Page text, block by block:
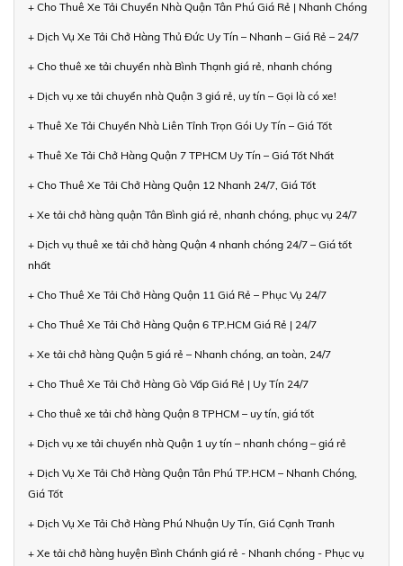
+ Cho Thuê Xe Tải Chuyển Nhà Quận Tân Phú Giá Rẻ | Nhanh Chóng
+ Dịch Vụ Xe Tải Chở Hàng Thủ Đức Uy Tín – Nhanh – Giá Rẻ – 24/7
+ Cho thuê xe tải chuyển nhà Bình Thạnh giá rẻ, nhanh chóng
+ Dịch vụ xe tải chuyển nhà Quận 3 giá rẻ, uy tín – Gọi là có xe!
+ Thuê Xe Tải Chuyển Nhà Liên Tỉnh Trọn Gói Uy Tín – Giá Tốt
+ Thuê Xe Tải Chở Hàng Quận 7 TPHCM Uy Tín – Giá Tốt Nhất
+ Cho Thuê Xe Tải Chở Hàng Quận 12 Nhanh 24/7, Giá Tốt
+ Xe tải chở hàng quận Tân Bình giá rẻ, nhanh chóng, phục vụ 24/7
+ Dịch vụ thuê xe tải chở hàng Quận 4 nhanh chóng 24/7 – Giá tốt
nhất
+ Cho Thuê Xe Tải Chở Hàng Quận 11 Giá Rẻ – Phục Vụ 24/7
+ Cho Thuê Xe Tải Chở Hàng Quận 6 TP.HCM Giá Rẻ | 24/7
+ Xe tải chở hàng Quận 5 giá rẻ – Nhanh chóng, an toàn, 24/7
+ Cho Thuê Xe Tải Chở Hàng Gò Vấp Giá Rẻ | Uy Tín 24/7
+ Cho thuê xe tải chở hàng Quận 8 TPHCM – uy tín, giá tốt
+ Dịch vụ xe tải chuyển nhà Quận 1 uy tín – nhanh chóng – giá rẻ
+ Dịch Vụ Xe Tải Chở Hàng Quận Tân Phú TP.HCM – Nhanh Chóng,
Giá Tốt
+ Dịch Vụ Xe Tải Chở Hàng Phú Nhuận Uy Tín, Giá Cạnh Tranh
+ Xe tải chở hàng huyện Bình Chánh giá rẻ - Nhanh chóng - Phục vụ